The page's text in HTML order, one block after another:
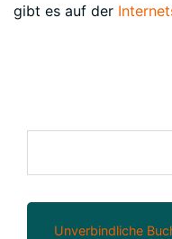
gibt es auf der
Unverbindliche